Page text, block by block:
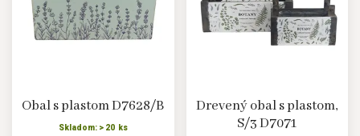
Obal s plastom D7628/B
Skladom: > 20 ks
Drevený obal s plastom,
S/3 D7071